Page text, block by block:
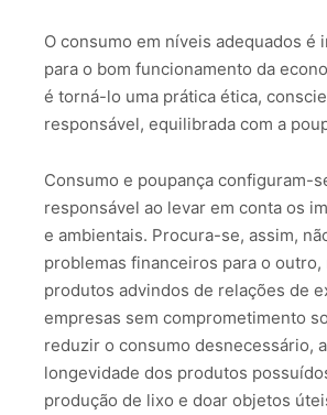
O consumo em níveis adequados é
para o bom funcionamento da
é torná-lo uma prática ética,
responsável, equilibrada com a
Consumo e poupança configuram-
responsável ao levar em conta os
e ambientais. Procura-se, assim,
problemas financeiros para o outro,
produtos advindos de relações de
empresas sem comprometimento
reduzir o consumo desnecessário,
longevidade dos produtos
produção de lixo e doar objetos